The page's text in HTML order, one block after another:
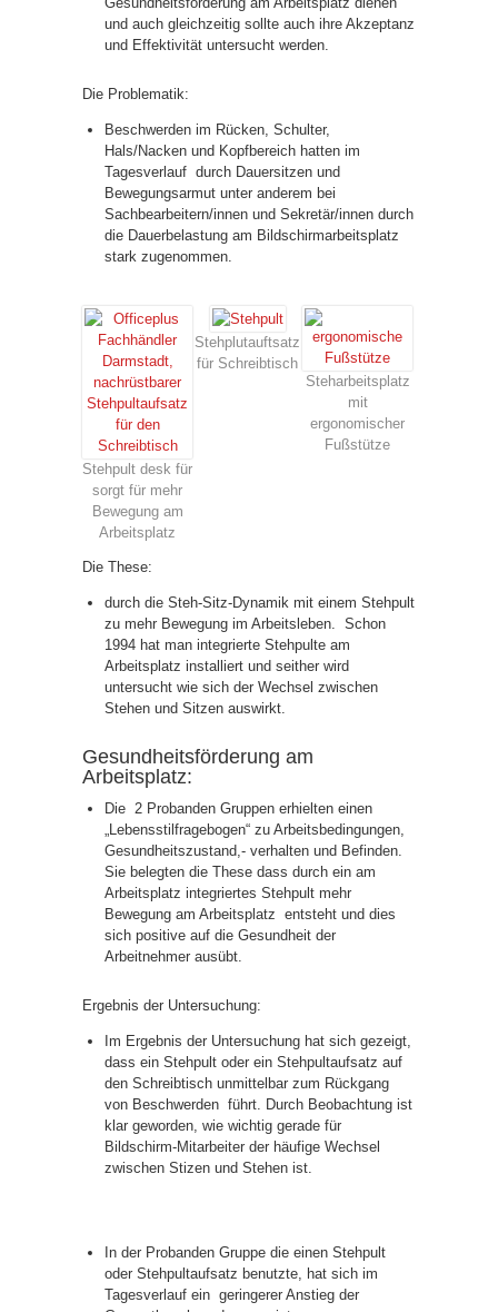
und auch gleichzeitig sollte auch ihre Akzeptanz
und Effektivität untersucht werden.
Die Problematik:
Beschwerden im Rücken, Schulter,
Hals/Nacken und Kopfbereich hatten im
Tagesverlauf durch Dauersitzen und
Bewegungsarmut unter anderem bei
Sachbearbeitern/innen und Sekretär/innen durch
die Dauerbelastung am Bildschirmarbeitsplatz
stark zugenommen.
Stehpult desk für
sorgt für mehr
Bewegung am
Arbeitsplatz
Stehplutauftsatz
für Schreibtisch
Steharbeitsplatz
mit
ergonomischer
Fußstütze
Die These:
durch die Steh-Sitz-Dynamik mit einem Stehpult
zu mehr Bewegung im Arbeitsleben. Schon
1994 hat man integrierte Stehpulte am
Arbeitsplatz installiert und seither wird
untersucht wie sich der Wechsel zwischen
Stehen und Sitzen auswirkt.
Gesundheitsförderung am
Arbeitsplatz:
Die 2 Probanden Gruppen erhielten einen
„Lebensstilfragebogen“ zu Arbeitsbedingungen,
Gesundheitszustand,- verhalten und Befinden.
Sie belegten die These dass durch ein am
Arbeitsplatz integriertes Stehpult mehr
Bewegung am Arbeitsplatz entsteht und dies
sich positive auf die Gesundheit der
Arbeitnehmer ausübt.
Ergebnis der Untersuchung:
Im Ergebnis der Untersuchung hat sich gezeigt,
dass ein Stehpult oder ein Stehpultaufsatz auf
den Schreibtisch unmittelbar zum Rückgang
von Beschwerden führt. Durch Beobachtung ist
klar geworden, wie wichtig gerade für
Bildschirm-Mitarbeiter der häufige Wechsel
zwischen Stizen und Stehen ist.
In der Probanden Gruppe die einen Stehpult
oder Stehpultaufsatz benutzte, hat sich im
Tagesverlauf ein geringerer Anstieg der